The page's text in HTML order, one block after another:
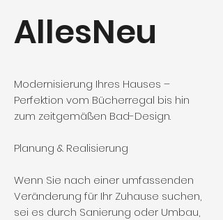
AllesNeu
Modernisierung Ihres Hauses –
Perfektion vom Bücherregal bis hin
zum zeitgemäßen Bad-Design.
Planung & Realisierung
Wenn Sie nach einer umfassenden
Veränderung für Ihr Zuhause suchen,
sei es durch Sanierung oder Umbau,